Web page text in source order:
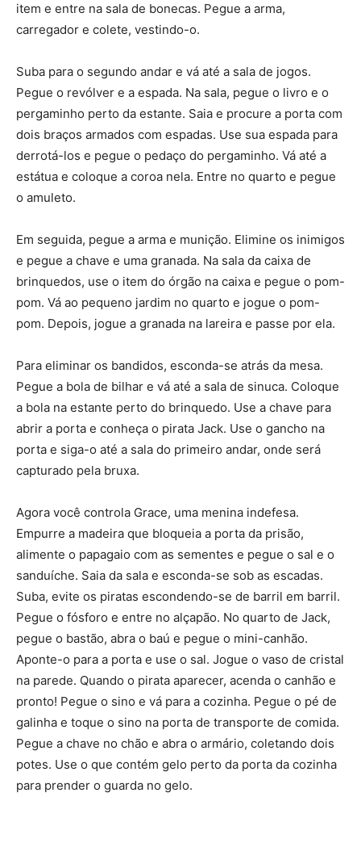
item e entre na sala de bonecas. Pegue a arma,
carregador e colete, vestindo-o.
Suba para o segundo andar e vá até a sala de jogos.
Pegue o revólver e a espada. Na sala, pegue o livro e o
pergaminho perto da estante. Saia e procure a porta com
dois braços armados com espadas. Use sua espada para
derrotá-los e pegue o pedaço do pergaminho. Vá até a
estátua e coloque a coroa nela. Entre no quarto e pegue
o amuleto.
Em seguida, pegue a arma e munição. Elimine os inimigos
e pegue a chave e uma granada. Na sala da caixa de
brinquedos, use o item do órgão na caixa e pegue o pom-
pom. Vá ao pequeno jardim no quarto e jogue o pom-
pom. Depois, jogue a granada na lareira e passe por ela.
Para eliminar os bandidos, esconda-se atrás da mesa.
Pegue a bola de bilhar e vá até a sala de sinuca. Coloque
a bola na estante perto do brinquedo. Use a chave para
abrir a porta e conheça o pirata Jack. Use o gancho na
porta e siga-o até a sala do primeiro andar, onde será
capturado pela bruxa.
Agora você controla Grace, uma menina indefesa.
Empurre a madeira que bloqueia a porta da prisão,
alimente o papagaio com as sementes e pegue o sal e o
sanduíche. Saia da sala e esconda-se sob as escadas.
Suba, evite os piratas escondendo-se de barril em barril.
Pegue o fósforo e entre no alçapão. No quarto de Jack,
pegue o bastão, abra o baú e pegue o mini-canhão.
Aponte-o para a porta e use o sal. Jogue o vaso de cristal
na parede. Quando o pirata aparecer, acenda o canhão e
pronto! Pegue o sino e vá para a cozinha. Pegue o pé de
galinha e toque o sino na porta de transporte de comida.
Pegue a chave no chão e abra o armário, coletando dois
potes. Use o que contém gelo perto da porta da cozinha
para prender o guarda no gelo.